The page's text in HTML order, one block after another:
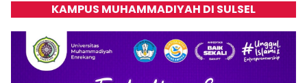
KAMPUS MUHAMMADIYAH DI SULSEL